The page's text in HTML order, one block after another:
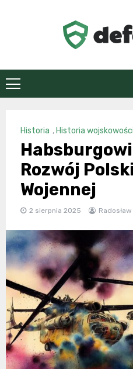
Historia , Historia wojskowości
Rozwój
Wojennej
2 sierpnia 2025